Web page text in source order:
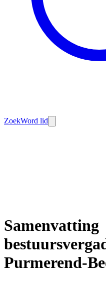
ZoekWord lid
Samenvatting
Purmerend-